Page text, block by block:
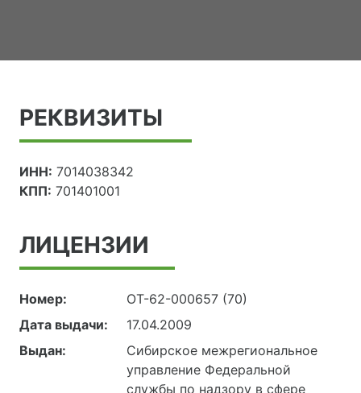
РЕКВИЗИТЫ
ИНН: 7014038342
КПП: 701401001
ЛИЦЕНЗИИ
Номер:
ОТ-62-000657 (70)
Дата выдачи:
17.04.2009
Выдан:
Сибирское межрегиональное
управление Федеральной
службы по надзору в сфере